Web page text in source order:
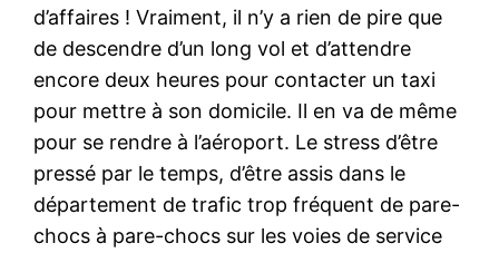
d’affaires ! Vraiment, il n’y a rien de pire que
de descendre d’un long vol et d’attendre
encore deux heures pour contacter un taxi
pour mettre à son domicile. Il en va de même
pour se rendre à l’aéroport. Le stress d’être
pressé par le temps, d’être assis dans le
département de trafic trop fréquent de pare-
chocs à pare-chocs sur les voies de service